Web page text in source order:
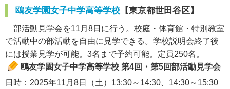
鴎友学園女子中学高等学校 【東京都世田谷区】
部活動見学会を11月8日に行う。校庭・体育館・特別教室
で活動中の部活動を自由に見学できる。学校説明会終了後
には授業見学が可能。3名まで予約可能。定員250名。
鴎友学園女子中学高等学校 第4回・第5回部活動見学会
日時：2025年11月8日（土）13:30～14:30、14:30～15:30